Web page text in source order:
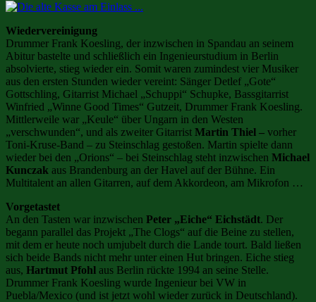
Wiedervereinigung
Drummer Frank Koesling, der inzwischen in Spandau an seinem
Abitur bastelte und schließlich ein Ingenieurstudium in Berlin
absolvierte, stieg wieder ein. Somit waren zumindest vier Musiker
aus den ersten Stunden wieder vereint: Sänger Detlef „Gote“
Gottschling, Gitarrist Michael „Schuppi“ Schupke, Bassgitarrist
Winfried „Winne Good Times“ Gutzeit, Drummer Frank Koesling.
Mittlerweile war „Keule“ über Ungarn in den Westen
„verschwunden“, und als zweiter Gitarrist Martin Thiel – vorher
Toni-Kruse-Band – zu Steinschlag gestoßen. Martin spielte dann
wieder bei den „Orions“ – bei Steinschlag steht inzwischen Michael
Kunczak aus Brandenburg an der Havel auf der Bühne. Ein
Multitalent an allen Gitarren, auf dem Akkordeon, am Mikrofon …
Vorgetastet
An den Tasten war inzwischen Peter „Eiche“ Eichstädt. Der
begann parallel das Projekt „The Clogs“ auf die Beine zu stellen,
mit dem er heute noch umjubelt durch die Lande tourt. Bald ließen
sich beide Bands nicht mehr unter einen Hut bringen. Eiche stieg
aus, Hartmut Pfohl aus Berlin rückte 1994 an seine Stelle.
Drummer Frank Koesling wurde Ingenieur bei VW in
Puebla/Mexico (und ist jetzt wohl wieder zurück in Deutschland).